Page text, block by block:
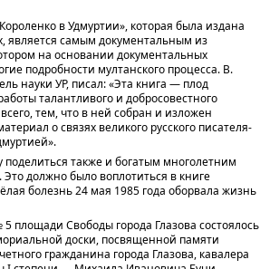
в Удмуртии», которая была издана
является самым документальным из
на основании документальных
подробности мултанского процесса. В.
науки УР, писал: «Эта книга — плод
талантливого и добросовестного
тем, что в ней собран и изложен
о связях великого русского писателя-
также и богатым многолетним
должно было воплотиться в книге
болезнь 24 мая 1985 года оборвала жизнь
площади Свободы города Глазова состоялось
доски, посвященной памяти
гражданина города Глазова, кавалера